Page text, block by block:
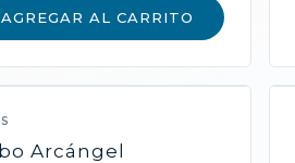
AGREGAR AL CARRITO
Arcángel